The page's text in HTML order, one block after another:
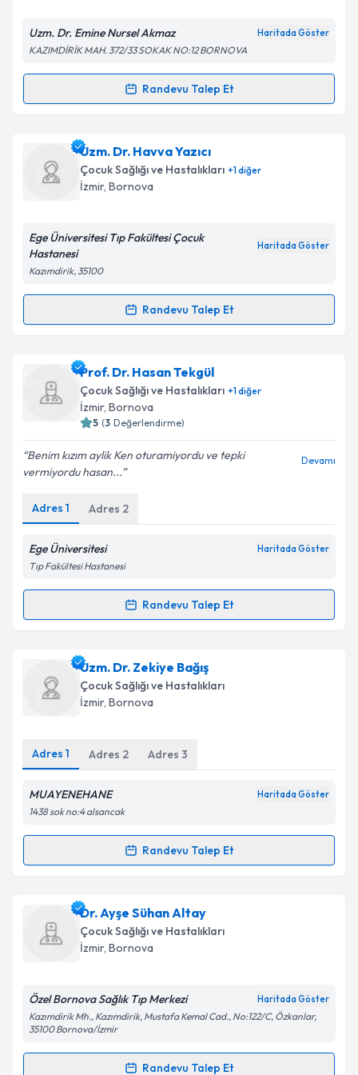
Kişisel verilerimin işlenmesine ilişkin
Metni'ni okudum ve kişisel verilerimin belirtilen
Takvim Talebini Gönder
Uzm. Dr. Emine Nursel Akmaz Haritada Göster
KAZIMDİRİK MAH. 372/33 SOKAK NO:12 BORNOVA
Randevu Talep Et
Randevu Takvimi Talebi
Uzm. Dr. Emine Nursel Akmaz
talebi oluşturun. Size bu uzmandan randevu almanız
için bir takvim hazırlandığında e-posta ile
E-posta Adresiniz
Kişisel verilerimin işlenmesine ilişkin
Metni'ni okudum ve kişisel verilerimin belirtilen
Takvim Talebini Gönder
Uzm. Dr. Havva Yazıcı
Çocuk Sağlığı ve Hastalıkları +1diğer
İzmir, Bornova
Ege Üniversitesi Tıp Fakültesi Çocuk
Hastanesi
Haritada Göster
Kazımdirik, 35100
Randevu Talep Et
Randevu Takvimi Talebi
Uzm. Dr. Havva Yazıcıiçin randevu takvimi talebi
oluşturun. Size bu uzmandan randevu almanız için bir
takvim hazırlandığında e-posta ile bilgilendireceğiz.
Kişisel verilerimin işlenmesine ilişkin
Metni'ni okudum ve kişisel verilerimin belirtilen
kapsamda işlenmesini kabul ediyorum.
Takvim Talebini Gönder
Prof. Dr. Hasan Tekgül
Çocuk Sağlığı ve Hastalıkları +1diğer
İzmir, Bornova
5 (3 Değerlendirme)
Benim kızım aylik Ken oturamiyordu ve tepki
vermiyordu hasan...
Devamı
Adres 1 Adres 2
Ege Üniversitesi Haritada Göster
Tıp Fakültesi Hastanesi
Randevu Talep Et
Randevu Takvimi Talebi
Prof. Dr. Hasan Tekgüliçin randevu takvimi talebi
oluşturun. Size bu uzmandan randevu almanız için bir
takvim hazırlandığında e-posta ile bilgilendireceğiz.
Kişisel verilerimin işlenmesine ilişkin
kapsamda işlenmesini kabul ediyorum.
Uzm. Dr. Zekiye Bağış
Çocuk Sağlığı ve Hastalıkları
İzmir, Bornova
Adres 1 Adres 2 Adres 3
MUAYENEHANE Haritada Göster
1438 sok no:4 alsancak
Randevu Talep Et
Randevu Takvimi Talebi
Uzm. Dr. Zekiye Bağış için randevu takvimi talebi
oluşturun. Size bu uzmandan randevu almanız için bir
takvim hazırlandığında e-posta ile bilgilendireceğiz.
Kişisel verilerimin işlenmesine ilişkinAydınlatma
'ni okudum ve kişisel verilerimin belirtilen
Dr. Ayşe Sühan Altay
Çocuk Sağlığı ve Hastalıkları
İzmir, Bornova
Özel Bornova Sağlık Tıp Merkezi Haritada Göster
Kazımdirik Mh., Kazımdirik, Mustafa Kemal Cad., No:122/C, Özkanlar,
35100 Bornova/İzmir
Randevu Talep Et